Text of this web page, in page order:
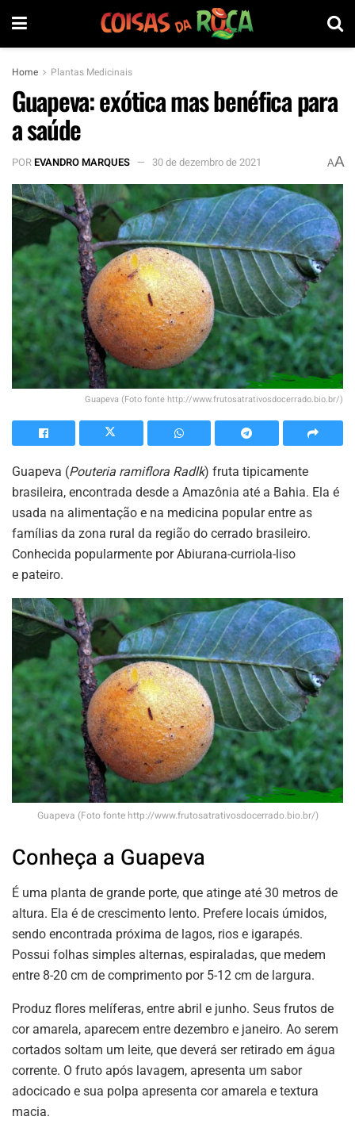
Home Plantas Medicinais
Guapeva: exótica mas benéfica para
a saúde
POREVANDRO MARQUES 30 de dezembro de 2021 AA
Guapeva (Foto fonte http://www.frutosatrativosdocerrado.bio.br/)
Guapeva (Pouteria ramiflora Radlk) fruta tipicamente
brasileira, encontrada desde a Amazônia até a Bahia. Ela é
usada na alimentação e na medicina popular entre as
famílias da zona rural da região do cerrado brasileiro.
Conhecida popularmente por Abiurana-curriola-liso
e pateiro.
Guapeva (Foto fonte http://www.frutosatrativosdocerrado.bio.br/)
Conheça a Guapeva
É uma planta de grande porte, que atinge até 30 metros de
altura. Ela é de crescimento lento. Prefere locais úmidos,
sendo encontrada próxima de lagos, rios e igarapés.
Possui folhas simples alternas, espiraladas, que medem
entre 8-20 cm de comprimento por 5-12 cm de largura.
Produz flores melíferas, entre abril e junho. Seus frutos de
cor amarela, aparecem entre dezembro e janeiro. Ao serem
cortados soltam um leite, que deverá ser retirado em água
corrente. O fruto após lavagem, apresenta um sabor
adocicado e sua polpa apresenta cor amarela e textura
macia.